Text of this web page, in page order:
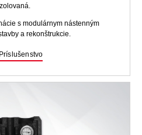
s modulárnym nástenným
a rekonštrukcie.
Príslušenstvo